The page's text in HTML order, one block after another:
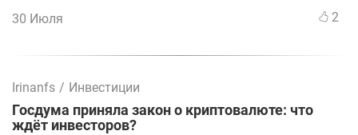
30 Июля 2
Irinanfs / Инвестиции
Госдума приняла закон о криптовалюте: что
ждёт инвесторов?